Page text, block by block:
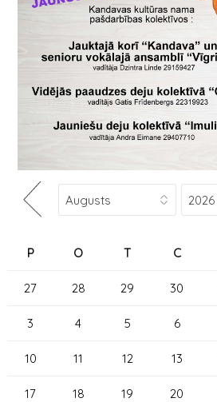
P O T C
27 28 29 30
3 4 5 6
10 11 12 13
17 18 19 20